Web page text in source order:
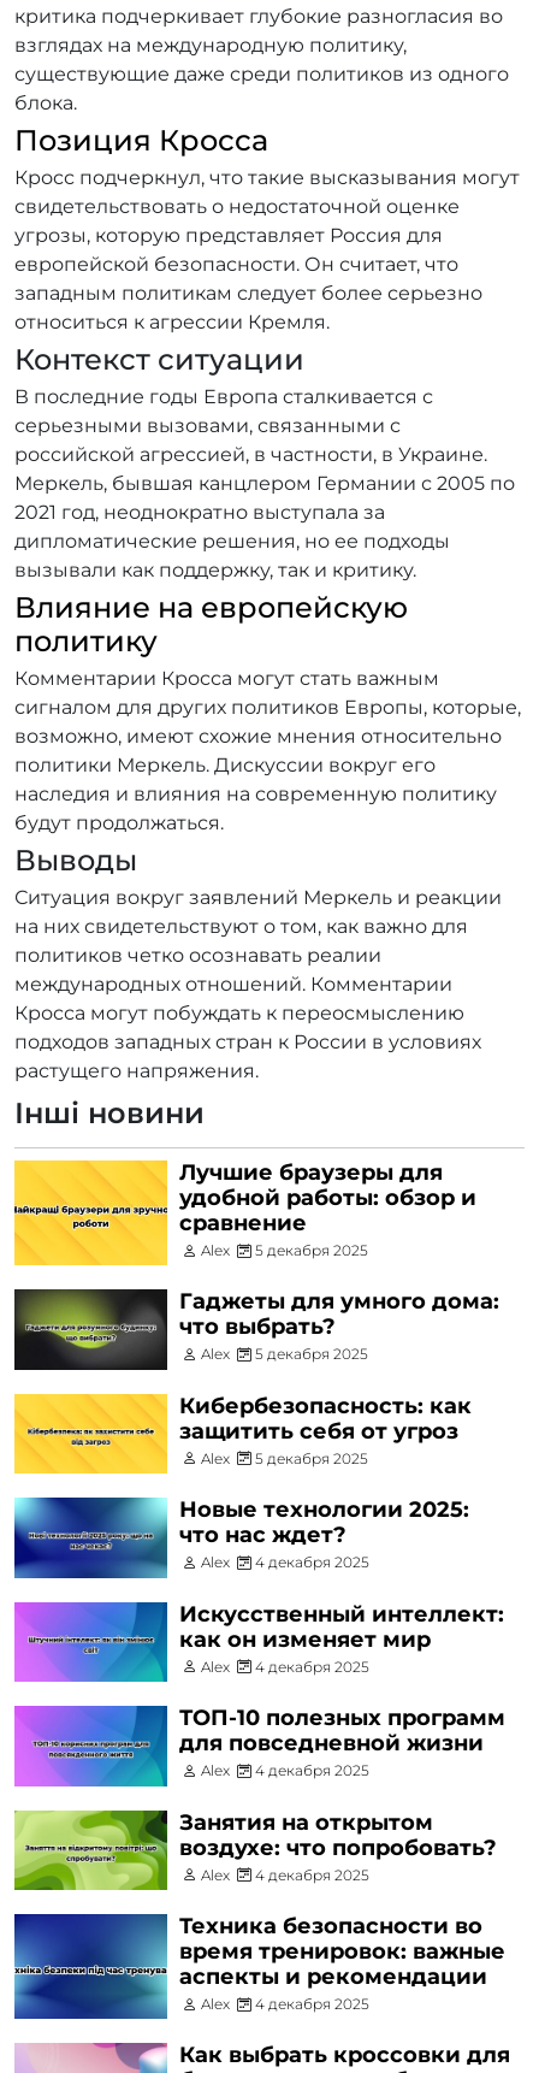
критика подчеркивает глубокие разногласия во
взглядах на международную политику,
существующие даже среди политиков из одного
блока.
Позиция Кросса
Кросс подчеркнул, что такие высказывания могут
свидетельствовать о недостаточной оценке
угрозы, которую представляет Россия для
европейской безопасности. Он считает, что
западным политикам следует более серьезно
относиться к агрессии Кремля.
Контекст ситуации
В последние годы Европа сталкивается с
серьезными вызовами, связанными с
российской агрессией, в частности, в Украине.
Меркель, бывшая канцлером Германии с 2005 по
2021 год, неоднократно выступала за
дипломатические решения, но ее подходы
вызывали как поддержку, так и критику.
Влияние на европейскую
политику
Комментарии Кросса могут стать важным
сигналом для других политиков Европы, которые,
возможно, имеют схожие мнения относительно
политики Меркель. Дискуссии вокруг его
наследия и влияния на современную политику
будут продолжаться.
Выводы
Ситуация вокруг заявлений Меркель и реакции
на них свидетельствуют о том, как важно для
политиков четко осознавать реалии
международных отношений. Комментарии
Кросса могут побуждать к переосмыслению
подходов западных стран к России в условиях
растущего напряжения.
Інші новини
Лучшие браузеры для
удобной работы: обзор и
сравнение
Alex 5 декабря 2025
Гаджеты для умного дома:
что выбрать?
Alex 5 декабря 2025
Кибербезопасность: как
защитить себя от угроз
Alex 5 декабря 2025
Новые технологии 2025:
что нас ждет?
Alex 4 декабря 2025
Искусственный интеллект:
как он изменяет мир
Alex 4 декабря 2025
ТОП-10 полезных программ
для повседневной жизни
Alex 4 декабря 2025
Занятия на открытом
воздухе: что попробовать?
Alex 4 декабря 2025
Техника безопасности во
время тренировок: важные
аспекты и рекомендации
Alex 4 декабря 2025
Как выбрать кроссовки для